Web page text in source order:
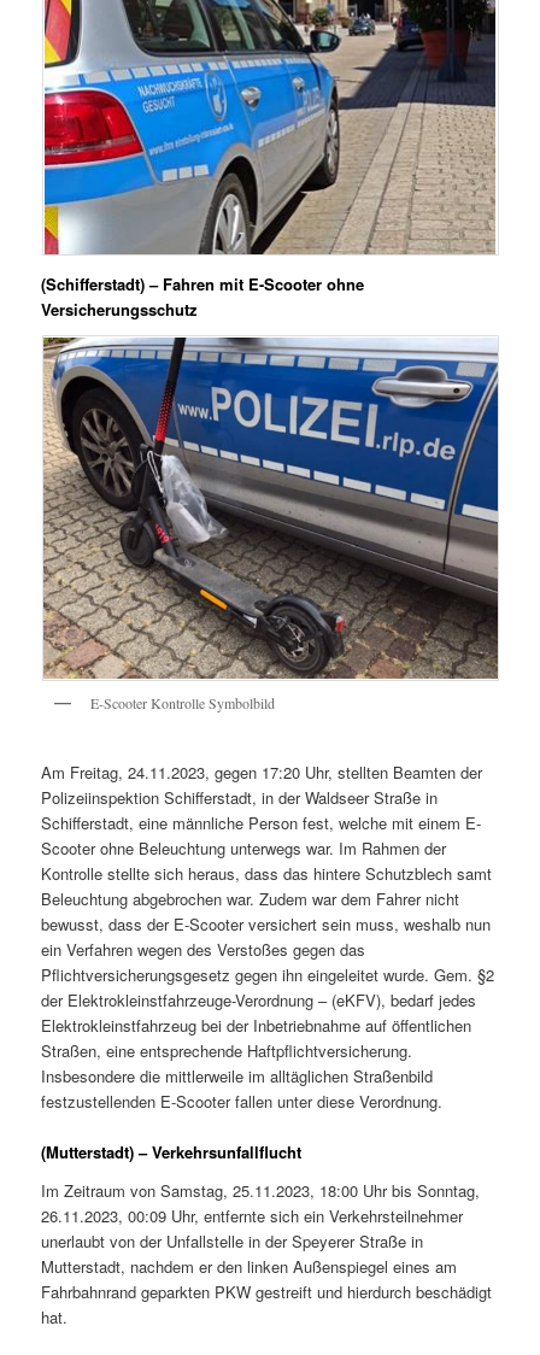
(Schifferstadt) – Fahren mit E-Scooter ohne
Versicherungsschutz
E-Scooter Kontrolle Symbolbild
Am Freitag, 24.11.2023, gegen 17:20 Uhr, stellten Beamten der
Polizeiinspektion Schifferstadt, in der Waldseer Straße in
Schifferstadt, eine männliche Person fest, welche mit einem E-
Scooter ohne Beleuchtung unterwegs war. Im Rahmen der
Kontrolle stellte sich heraus, dass das hintere Schutzblech samt
Beleuchtung abgebrochen war. Zudem war dem Fahrer nicht
bewusst, dass der E-Scooter versichert sein muss, weshalb nun
ein Verfahren wegen des Verstoßes gegen das
Pflichtversicherungsgesetz gegen ihn eingeleitet wurde. Gem. §2
der Elektrokleinstfahrzeuge-Verordnung – (eKFV), bedarf jedes
Elektrokleinstfahrzeug bei der Inbetriebnahme auf öffentlichen
Straßen, eine entsprechende Haftpflichtversicherung.
Insbesondere die mittlerweile im alltäglichen Straßenbild
festzustellenden E-Scooter fallen unter diese Verordnung.
(Mutterstadt) – Verkehrsunfallflucht
Im Zeitraum von Samstag, 25.11.2023, 18:00 Uhr bis Sonntag,
26.11.2023, 00:09 Uhr, entfernte sich ein Verkehrsteilnehmer
unerlaubt von der Unfallstelle in der Speyerer Straße in
Mutterstadt, nachdem er den linken Außenspiegel eines am
Fahrbahnrand geparkten PKW gestreift und hierdurch beschädigt
hat.